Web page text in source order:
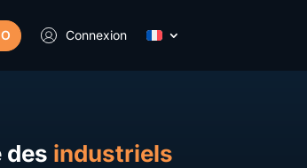
Connexion
des industriels